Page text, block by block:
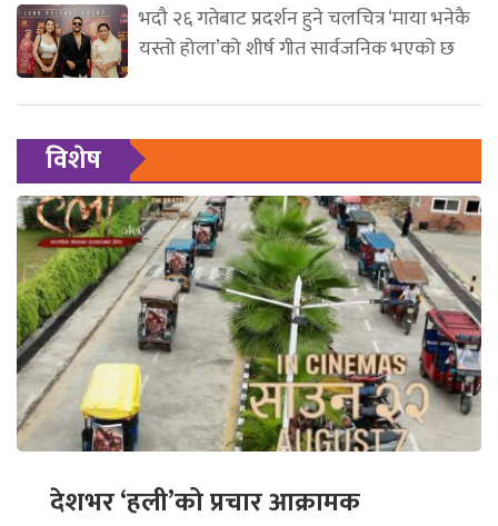
भदौ २६ गतेबाट प्रदर्शन हुने चलचित्र ‘माया भनेकै
यस्तो होला’को शीर्ष गीत सार्वजनिक भएको छ
विशेष
देशभर ‘हली’को प्रचार आक्रामक